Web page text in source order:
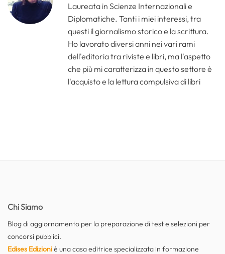
Laureata in Scienze Internazionali e
Diplomatiche. Tanti i miei interessi, tra
questi il giornalismo storico e la scrittura.
Ho lavorato diversi anni nei vari rami
dell'editoria tra riviste e libri, ma l'aspetto
che più mi caratterizza in questo settore è
l'acquisto e la lettura compulsiva di libri
Chi Siamo
Blog di aggiornamento per la preparazione di test e selezioni per
concorsi pubblici.
Edises Edizioniè una casa editrice specializzata in formazione